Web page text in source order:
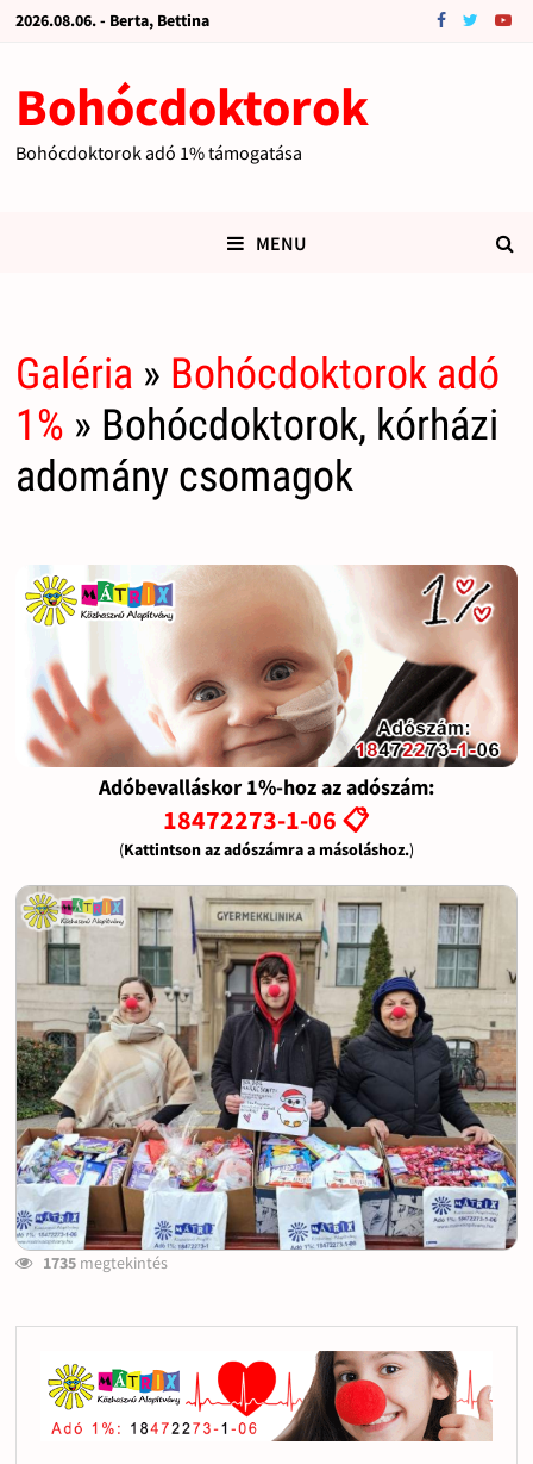
2026.08.06. - Berta, Bettina
Bohócdoktorok
Bohócdoktorok adó 1% támogatása
MENU
Galéria » Bohócdoktorok adó
1% » Bohócdoktorok, kórházi
adomány csomagok
Adóbevalláskor 1%-hoz az adószám:
18472273-1-06 📋
(Kattintson az adószámra a másoláshoz.)
1735megtekintés